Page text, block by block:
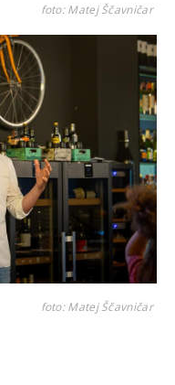
foto: Matej Ščavničar
foto: Matej Ščavničar